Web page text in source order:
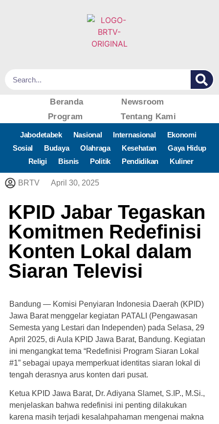
Beranda
Newsroom
Program
Tentang Kami
Jabodetabek Nasional Internasional
Ekonomi
Sosial
Budaya Olahraga Kesehatan
Gaya Hidup
Religi
Bisnis Politik Pendidikan Kuliner
BRTV April 30, 2025
KPID Jabar Tegaskan
Komitmen Redefinisi
Konten Lokal dalam
Siaran Televisi
Bandung — Komisi Penyiaran Indonesia Daerah (KPID)
Jawa Barat menggelar kegiatan PATALI (Pengawasan
Semesta yang Lestari dan Independen) pada Selasa, 29
April 2025, di Aula KPID Jawa Barat, Bandung. Kegiatan
ini mengangkat tema “Redefinisi Program Siaran Lokal
#1” sebagai upaya memperkuat identitas siaran lokal di
tengah derasnya arus konten dari pusat.
Ketua KPID Jawa Barat, Dr. Adiyana Slamet, S.IP., M.Si.,
menjelaskan bahwa redefinisi ini penting dilakukan
karena masih terjadi kesalahpahaman mengenai makna